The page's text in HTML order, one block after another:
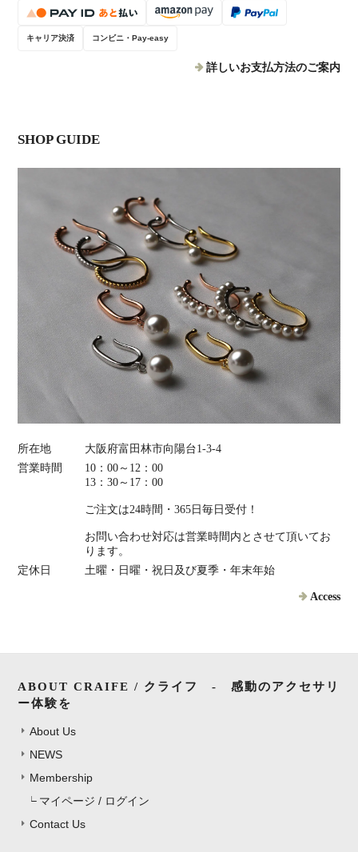
キャリア決済 コンビニ・Pay-easy
詳しいお支払方法のご案内
SHOP GUIDE
所在地
大阪府富田林市向陽台1-3-4
営業時間
10：00～12：00
13：30～17：00
ご注文は24時間・365日毎日受付！
お問い合わせ対応は営業時間内とさせて頂いてお
ります。
定休日
土曜・日曜・祝日及び夏季・年末年始
Access
ABOUT CRAIFE / クライフ - 感動のアクセサリ
ー体験を
About Us
NEWS
Membership
マイページ / ログイン
Contact Us